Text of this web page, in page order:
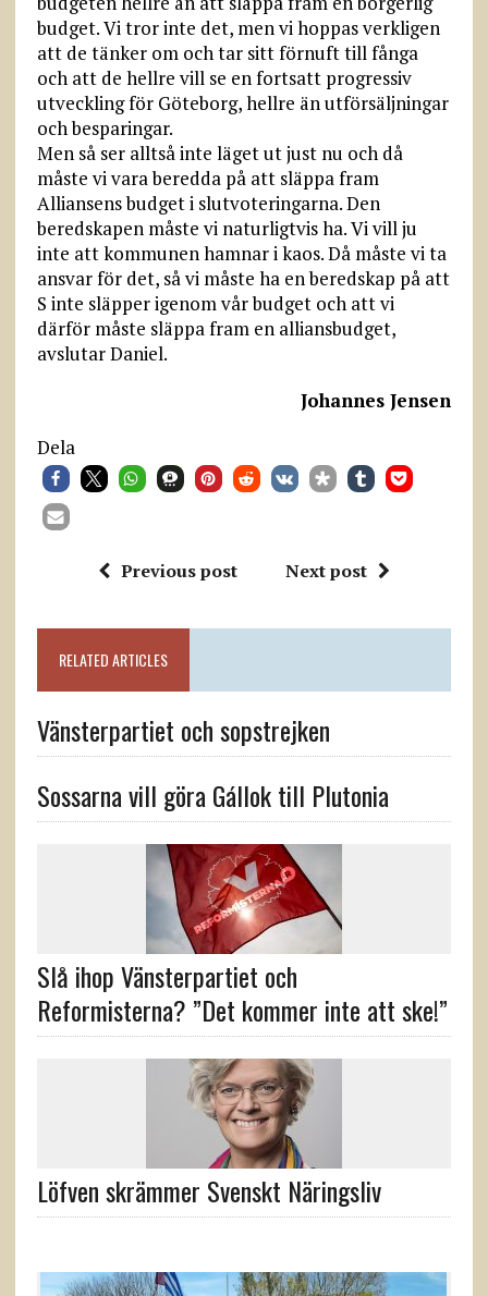
budget. Vi tror inte det, men vi hoppas verkligen
att de tänker om och tar sitt förnuft till fånga
och att de hellre vill se en fortsatt progressiv
utveckling för Göteborg, hellre än utförsäljningar
och besparingar.
Men så ser alltså inte läget ut just nu och då
måste vi vara beredda på att släppa fram
Alliansens budget i slutvoteringarna. Den
beredskapen måste vi naturligtvis ha. Vi vill ju
inte att kommunen hamnar i kaos. Då måste vi ta
ansvar för det, så vi måste ha en beredskap på att
S inte släpper igenom vår budget och att vi
därför måste släppa fram en alliansbudget,
avslutar Daniel.
Johannes Jensen
Dela
Previous post Next post
RELATED ARTICLES
Vänsterpartiet och sopstrejken
Sossarna vill göra Gállok till Plutonia
Slå ihop Vänsterpartiet och
Reformisterna? ”Det kommer inte att ske!”
Löfven skrämmer Svenskt Näringsliv